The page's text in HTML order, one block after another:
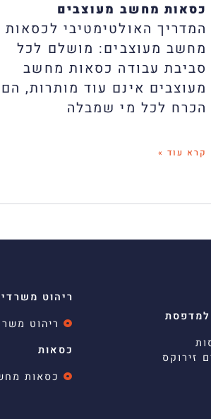
כסאות מחשב מעוצבים
המדריך האולטימטיבי לכסאות
מחשב מעוצבים: מושלם לכל
סביבת עבודה כסאות מחשב
מעוצבים אינם עוד מותרות, הם
הכרח לכל מי שמבלה
קרא עוד »
למדפסת
זירוקס
ריהוט משרדי
ריהוט
כסאות
כסאות